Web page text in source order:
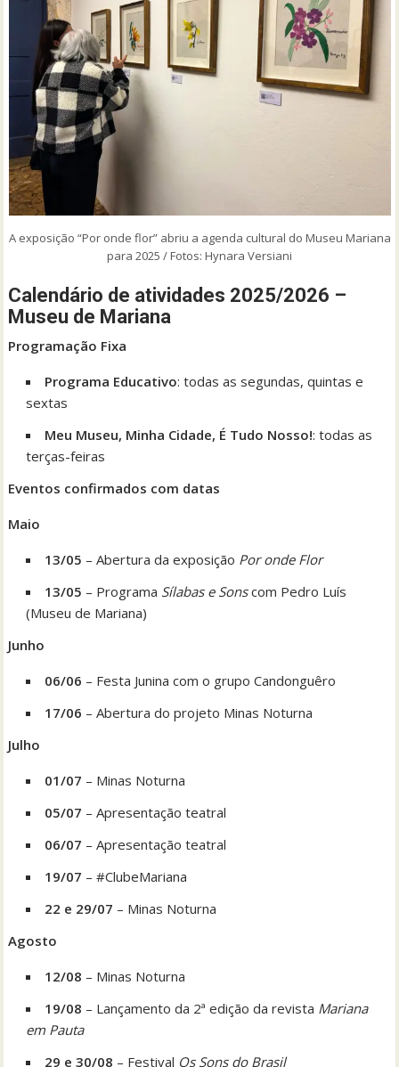
A exposição “Por onde flor” abriu a agenda cultural do Museu Mariana
para 2025 / Fotos: Hynara Versiani
Calendário de atividades 2025/2026 –
Museu de Mariana
Programação Fixa
Programa Educativo: todas as segundas, quintas e
sextas
Meu Museu, Minha Cidade, É Tudo Nosso!: todas as
terças-feiras
Eventos confirmados com datas
Maio
13/05 – Abertura da exposição Por onde Flor
13/05 – Programa Sílabas e Sonscom Pedro Luís
(Museu de Mariana)
Junho
06/06 – Festa Junina com o grupo Candonguêro
17/06 – Abertura do projeto Minas Noturna
Julho
01/07 – Minas Noturna
05/07 – Apresentação teatral
06/07 – Apresentação teatral
19/07 – #ClubeMariana
22 e 29/07 – Minas Noturna
Agosto
12/08 – Minas Noturna
19/08 – Lançamento da 2ª edição da revista Mariana
em Pauta
29 e 30/08 – Festival Os Sons do Brasil